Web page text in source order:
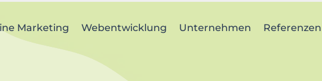
Marketing Webentwicklung Unternehmen Referenzen